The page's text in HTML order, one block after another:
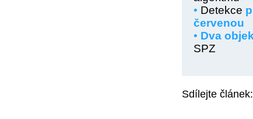
Sdílejte článek: